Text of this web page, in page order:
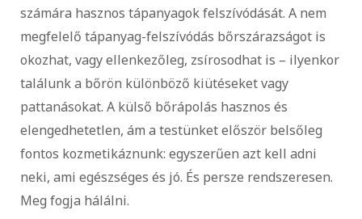
számára hasznos tápanyagok felszívódását. A nem
megfelelő tápanyag-felszívódás bőrszárazságot is
okozhat, vagy ellenkezőleg, zsírosodhat is – ilyenkor
találunk a bőrön különböző kiütéseket vagy
pattanásokat. A külső bőrápolás hasznos és
elengedhetetlen, ám a testünket először belsőleg
fontos kozmetikáznunk: egyszerűen azt kell adni
neki, ami egészséges és jó. És persze rendszeresen.
Meg fogja hálálni.